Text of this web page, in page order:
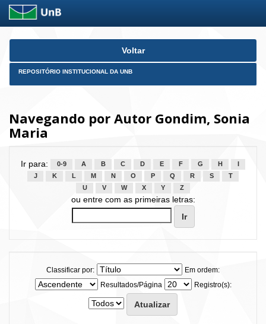
Skip
Voltar
REPOSITÓRIO INSTITUCIONAL DA UNB
Navegando por Autor Gondim, Sonia
Maria
Ir para: 0-9 A B C D E F G H
J
K L M N O P Q R S
T
U
V W X Y Z
ou entre com as primeiras letras:
Classificar por:
Em ordem:
Resultados/Página
Registro(s):